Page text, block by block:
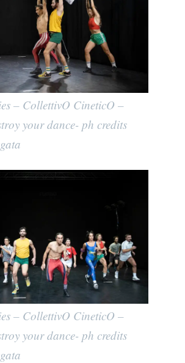
– CollettivO CineticO –
your dance- ph credits
– CollettivO CineticO –
your dance- ph credits